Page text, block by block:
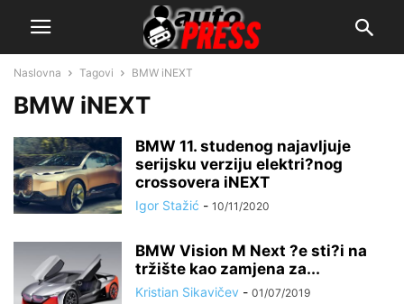
Naslovna Tagovi BMW iNEXT
BMW iNEXT
BMW 11. studenog najavljuje
serijsku verziju elektri?nog
crossovera iNEXT
Igor Stažić - 10/11/2020
BMW Vision M Next ?e sti?i na
tržište kao zamjena za...
Kristian Sikavičev - 01/07/2019